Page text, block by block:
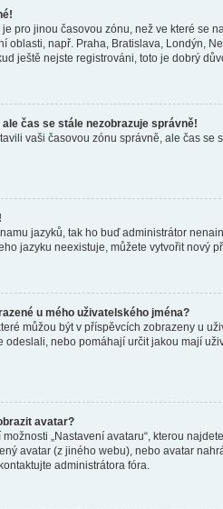
pro jinou časovou zónu, než ve které se
oblasti, např. Praha, Bratislava, Londýn,
ještě nejste registrováni, toto je dobrý
čas se stále nezobrazuje správně!
vaši časovou zónu správně, ale čas
jazyků, tak ho buď administrátor
jazyku neexistuje, můžete vytvořit nový
u mého uživatelského jména?
můžou být v příspěvcích zobrazeny u
odeslali, nebo pomáhají určit jakou mají
avatar?
„Nastavení avataru“, kterou
avatar (z jiného webu), nebo avatar
administrátora fóra.